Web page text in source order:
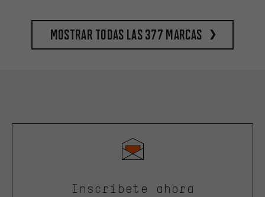
Mostrar todas las 377 marcas
Inscríbete ahora